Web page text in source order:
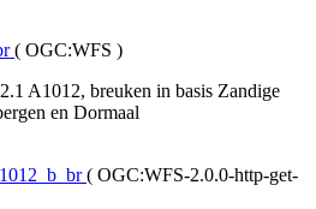
( OGC:WFS )
A1012, breuken in basis Zandige
en Dormaal
( OGC:WFS-2.0.0-http-get-